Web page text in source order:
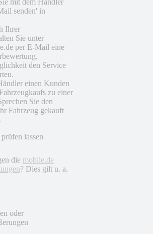
senden' in
Ihrer
Sie unter
per E-Mail eine
den Service
einen Kunden
zu einer
Sie den
Fahrzeug gekauft
lassen
die mobile.de
? Dies gilt u. a.
oder